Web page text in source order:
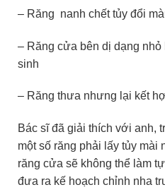
– Răng nanh chết tủy đổi
– Răng cửa bên dị dạng
sinh
– Răng thưa nhưng lại kết
Bác sĩ đã giải thích với anh,
một số răng phải lấy tủy mài
răng cửa sẽ không thể làm
đưa ra kế hoạch chỉnh nha